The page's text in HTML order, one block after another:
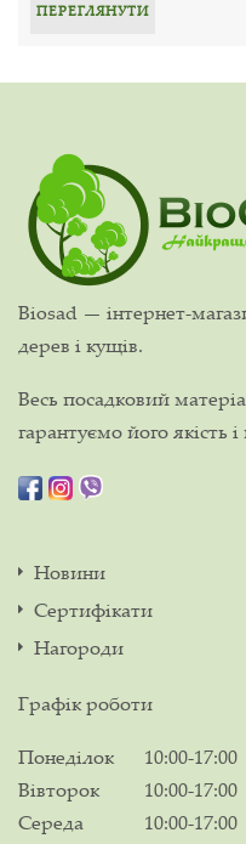
ПЕРЕГЛЯНУТИ
Biosad — інтернет-
дерев і кущів.
Весь посадковий
гарантуємо його якість
Новини
Сертифікати
Нагороди
Графік роботи
Понеділок
10:00-17:00
Вівторок
10:00-17:00
Середа
10:00-17:00